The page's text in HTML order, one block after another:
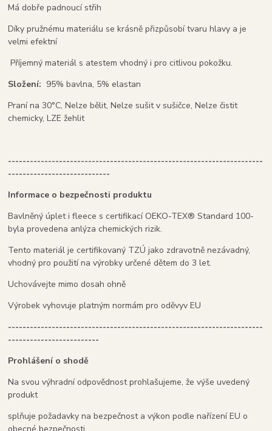
Má dobře padnoucí střih
Díky pružnému materiálu se krásně přizpůsobí tvaru hlavy a je
velmi efektní
Příjemný materiál s atestem vhodný i pro citlivou pokožku.
Složení: 95% bavlna, 5% elastan
Praní na 30°C, Nelze bělit, Nelze sušit v sušičce, Nelze čistit
chemicky, LZE žehlit
----------------------------------------------------------------------
----------------------------
Informace o bezpečnosti produktu
Bavlněný úplet i fleece s certifikací OEKO-TEX® Standard 100-
byla provedena anlýza chemických rizik.
Tento materiál je certifikovaný TZÚ jako zdravotně nezávadný,
vhodný pro použití na výrobky určené dětem do 3 let.
Uchovávejte mimo dosah ohně
Výrobek vyhovuje platným normám pro oděvyv EU
----------------------------------------------------------------------
-------------------------
Prohlášení o shodě
Na svou výhradní odpovědnost prohlašujeme, že výše uvedený
produkt
splňuje požadavky na bezpečnost a výkon podle nařízení EU o